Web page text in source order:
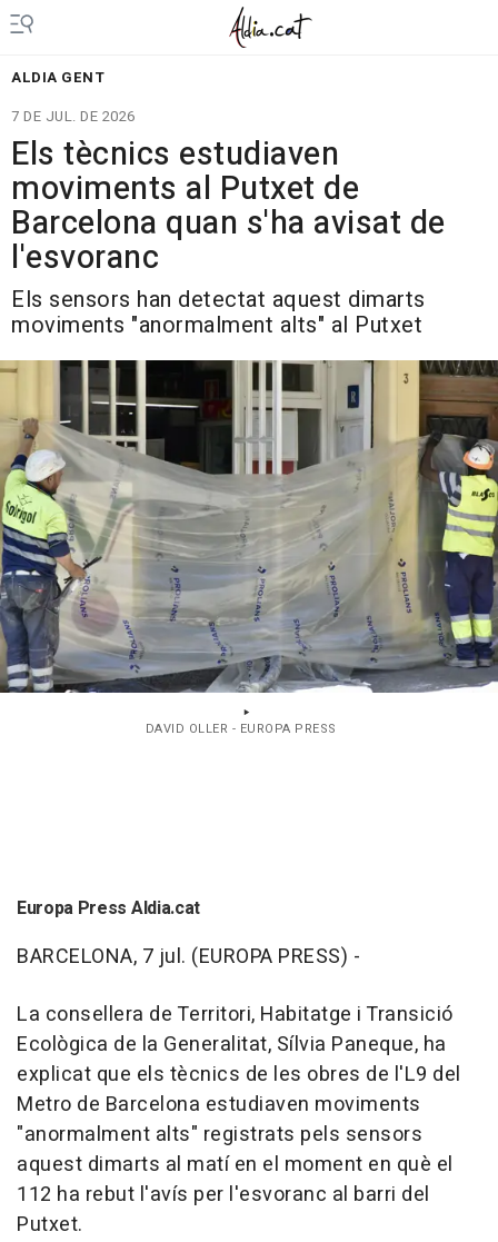
ALDIA GENT
7 DE JUL. DE 2026
Els tècnics estudiaven
moviments al Putxet de
Barcelona quan s'ha avisat de
l'esvoranc
Els sensors han detectat aquest dimarts
moviments "anormalment alts" al Putxet
DAVID OLLER - EUROPA PRESS
Europa Press Aldia.cat
BARCELONA, 7 jul. (EUROPA PRESS) -
La consellera de Territori, Habitatge i Transició
Ecològica de la Generalitat, Sílvia Paneque, ha
explicat que els tècnics de les obres de l'L9 del
Metro de Barcelona estudiaven moviments
"anormalment alts" registrats pels sensors
aquest dimarts al matí en el moment en què el
112 ha rebut l'avís per l'esvoranc al barri del
Putxet.